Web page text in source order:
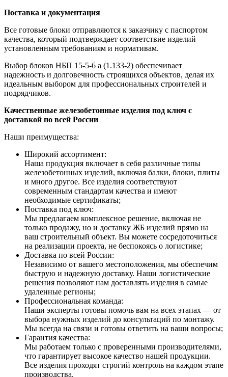
Поставка и документация
Все готовые блоки отправляются к заказчику с паспортом
качества, который подтверждает соответствие изделий
установленным требованиям и нормативам.
Выбор блоков НБП 15-5-6 а (1.133-2) обеспечивает
надежность и долговечность строящихся объектов, делая их
идеальным выбором для профессиональных строителей и
подрядчиков.
Качественные железобетонные изделия под ключ с
доставкой по всей России
Наши преимущества:
Широкий ассортимент:
Наша продукция включает в себя различные типы
железобетонных изделий, включая балки, блоки, плиты
и много другое. Все изделия соответствуют
современным стандартам качества и имеют
необходимые сертификаты;
Поставка под ключ:
Мы предлагаем комплексное решение, включая не
только продажу, но и доставку ЖБ изделий прямо на
ваш строительный объект. Вы можете сосредоточиться
на реализации проекта, не беспокоясь о логистике;
Доставка по всей России:
Независимо от вашего местоположения, мы обеспечим
быструю и надежную доставку. Наши логистические
решения позволяют нам доставлять изделия в самые
удаленные регионы;
Профессиональная команда:
Наши эксперты готовы помочь вам на всех этапах — от
выбора нужных изделий до консультаций по монтажу.
Мы всегда на связи и готовы ответить на ваши вопросы;
Гарантия качества:
Мы работаем только с проверенными производителями,
что гарантирует высокое качество нашей продукции.
Все изделия проходят строгий контроль на каждом этапе
производства.